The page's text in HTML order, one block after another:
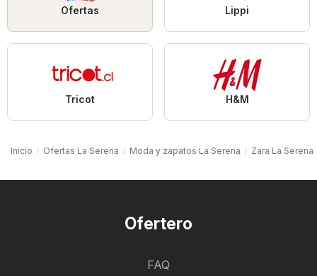
Ofertas Lippi
Tricot H&M
Inicio Ofertas La Serena Moda y zapatos La Serena Zara La Serena
Ofertero
FAQ